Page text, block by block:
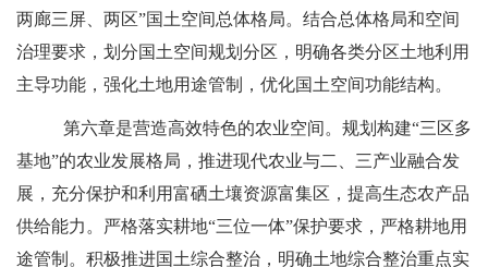
两廊三屏、两区”国土空间总体格局。结合总体格局和空间
治理要求，划分国土空间规划分区，明确各类分区土地利用
主导功能，强化土地用途管制，优化国土空间功能结构。
第六章是营造高效特色的农业空间。规划构建“三区多
基地”的农业发展格局，推进现代农业与二、三产业融合发
展，充分保护和利用富硒土壤资源富集区，提高生态农产品
供给能力。严格落实耕地“三位一体”保护要求，严格耕地用
途管制。积极推进国土综合整治，明确土地综合整治重点实